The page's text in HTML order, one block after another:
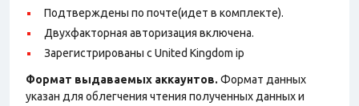
Подтверждены по почте(идет в комплекте).
Двухфакторная авторизация включена.
Зарегистрированы с United Kingdom ip
Формат выдаваемых аккаунтов. Формат данных
указан для облегчения чтения полученных данных и